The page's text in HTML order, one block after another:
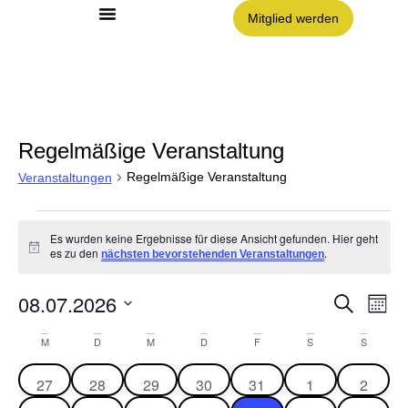
Mitglied werden
Regelmäßige Veranstaltung
Veranstaltungen Regelmäßige Veranstaltung
Hinweis
Es wurden keine Ergebnisse für diese Ansicht gefunden. Hier geht
es zu dennächsten bevorstehenden Veranstaltungen.
und
Suche
Monat
08.07.2026
wählen.
Kalender
von
M D M D F S S
0 Veranstaltungen
27 0 Veranstaltungen
28 0 Veranstaltungen
29 0 Veranstaltungen
30 0 Veranstaltungen
31 0
1 0
2